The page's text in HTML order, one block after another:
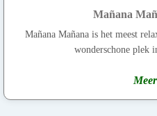
Mañana
Mañana Mañana is het meest
wonderschone plek